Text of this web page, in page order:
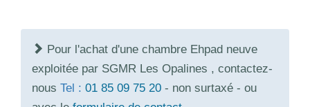
Pour l'achat d'une chambre Ehpad neuve
exploitée par SGMR Les Opalines , contactez-
nous Tel : 01 85 09 75 20 - non surtaxé - ou